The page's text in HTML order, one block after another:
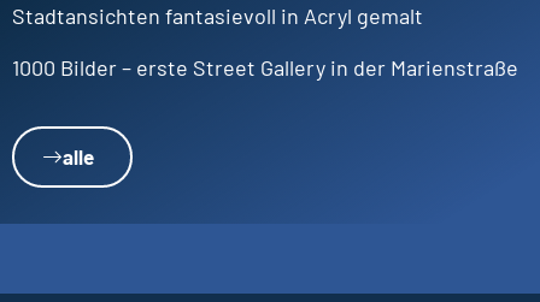
Stadtansichten fantasievoll in Acryl gemalt
1000 Bilder – erste Street Gallery in der Marienstraße
alle